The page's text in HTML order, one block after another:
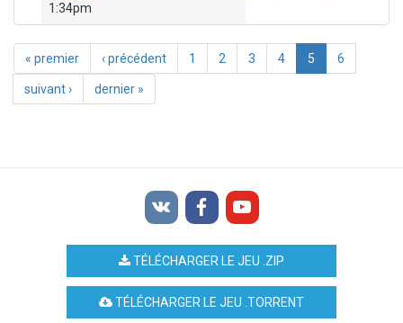
1:34pm
« premier ‹ précédent 1 2 3 4 5 6
suivant › dernier »
TÉLÉCHARGER LE JEU .ZIP
TÉLÉCHARGER LE JEU .TORRENT